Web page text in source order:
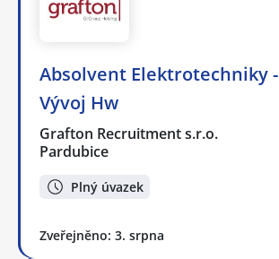
Absolvent Elektrotechniky -
Vývoj Hw
Grafton Recruitment s.r.o.
Pardubice
Plný úvazek
Zveřejněno: 3. srpna